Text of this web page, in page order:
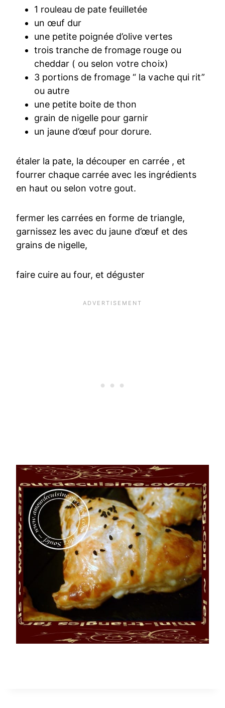
1 rouleau de pate feuilletée
un œuf dur
une petite poignée d’olive vertes
trois tranche de fromage rouge ou
cheddar ( ou selon votre choix)
3 portions de fromage “ la vache qui rit”
ou autre
une petite boite de thon
grain de nigelle pour garnir
un jaune d’œuf pour dorure.
étaler la pate, la découper en carrée , et
fourrer chaque carrée avec les ingrédients
en haut ou selon votre gout.
fermer les carrées en forme de triangle,
garnissez les avec du jaune d’œuf et des
grains de nigelle,
faire cuire au four, et déguster